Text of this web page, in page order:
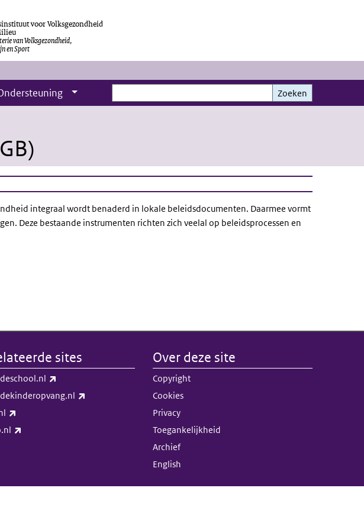
voor Volksgezondheid
van Volksgezondheid,
en Sport
Zoeken
Zoeken
integraal wordt benaderd in lokale beleidsdocumenten. Daarmee vormt
Deze bestaande instrumenten richten zich veelal op beleidsprocessen en
sites Over deze site
Copyright
Cookies
Privacy
Toegankelijkheid
Archief
English